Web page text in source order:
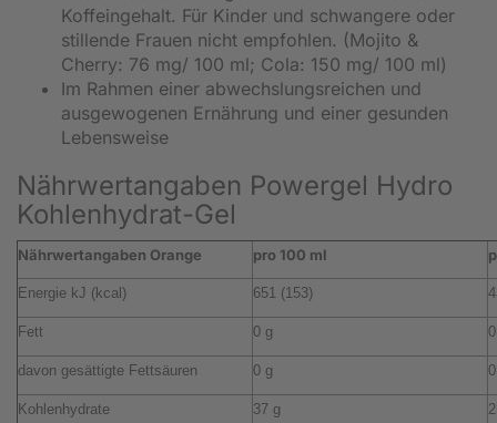
Koffeingehalt. Für Kinder und schwangere oder
stillende Frauen nicht empfohlen. (Mojito &
Cherry: 76 mg/ 100 ml; Cola: 150 mg/ 100 ml)
Im Rahmen einer abwechslungsreichen und
ausgewogenen Ernährung und einer gesunden
Lebensweise
Nährwertangaben Powergel Hydro
Kohlenhydrat-Gel
Nährwertangaben Orange pro 100 ml
Energie kJ (kcal) 651 (153)
Fett 0 g
davon gesättigte Fettsäuren 0 g
Kohlenhydrate 37 g